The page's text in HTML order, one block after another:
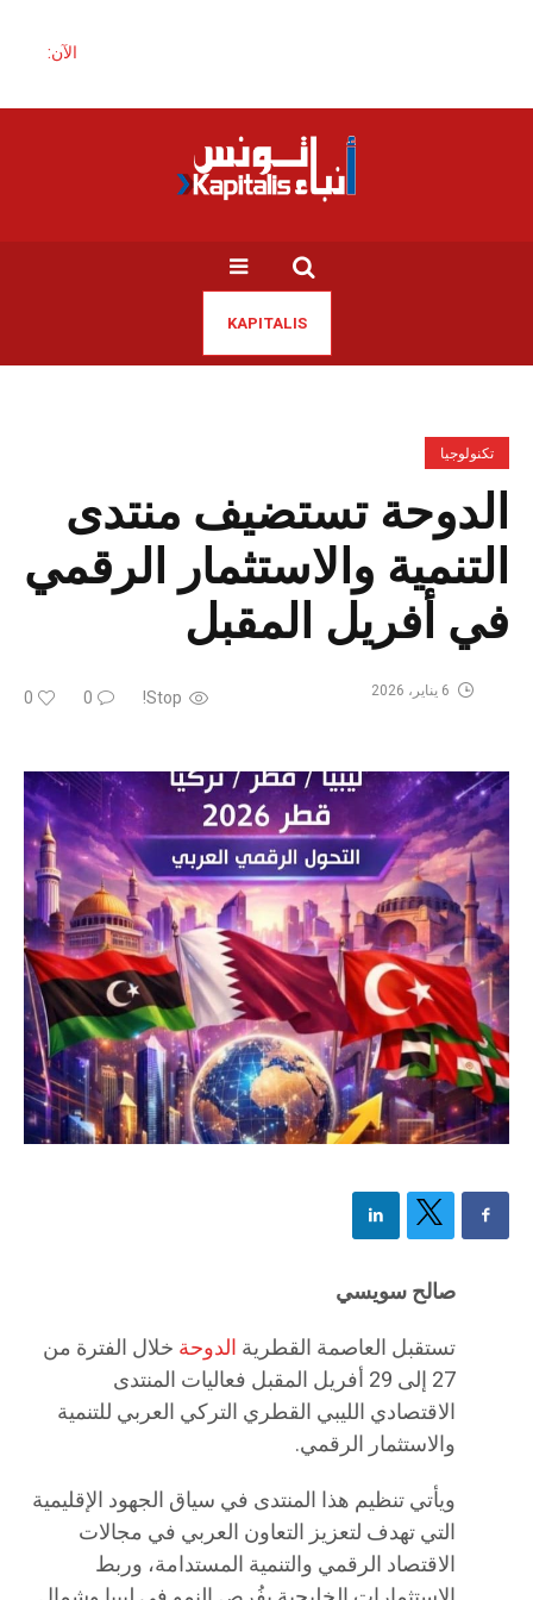
الآن:
KAPITALIS
تكنولوجيا
الدوحة تستضيف منتدى
التنمية والاستثمار الرقمي
في أفريل المقبل
Stop!
0
0 6 يناير، 2026
صالح سويسي
تستقبل العاصمة القطرية الدوحة خلال الفترة من
27 إلى 29 أفريل المقبل فعاليات المنتدى
الاقتصادي الليبي القطري التركي العربي للتنمية
والاستثمار الرقمي.
ويأتي تنظيم هذا المنتدى في سياق الجهود الإقليمية
التي تهدف لتعزيز التعاون العربي في مجالات
الاقتصاد الرقمي والتنمية المستدامة، وربط